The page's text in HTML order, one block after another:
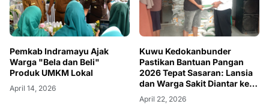
Pemkab Indramayu Ajak
Warga "Bela dan Beli"
Produk UMKM Lokal
April 14, 2026
Kuwu Kedokanbunder
Pastikan Bantuan Pangan
2026 Tepat Sasaran: Lansia
dan Warga Sakit Diantar ke
Rumah
April 22, 2026